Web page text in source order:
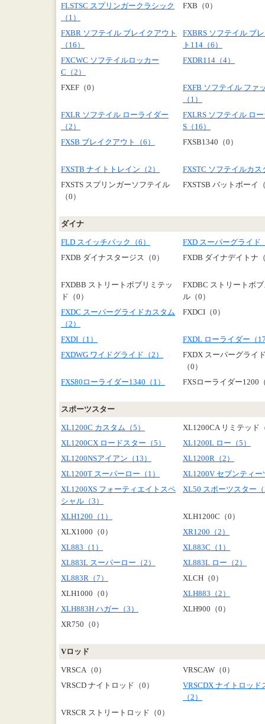
FLSTSC スプリンガークラシック
（1）
FXB（0）
FXBR ソフテイル ブレイクアウト
（16）
FXBRS ソフテイル ブ
ト114（6）
FXCWC ソフテイルロッカー
C（2）
FXDR114（4）
FXEF（0）
FXFB ソフテイル ファ
（1）
FXLR ソフテイル ローライダー
（2）
FXLRS ソフテイル ロ
S（16）
FXSB ブレイクアウト（6）
FXSB1340（0）
FXSTB ナイトトレイン（2）
FXSTC ソフテイルカス
FXSTS スプリンガーソフテイル
（0）
FXSTSB バットボーイ
ダイナ
FLD スイッチバック（6）
FXD スーパーグライド
FXDB ダイナスタージス（0）
FXDB ダイナデイトナ
FXDBB ストリートボブリミテッ
ド（0）
FXDBC ストリートボ
ル（0）
FXDC スーパーグライドカスタム
（2）
FXDCI（0）
FXDI（1）
FXDL ローライダー（
FXDWG ワイドグライド（2）
FXDX スーパーグライ
（0）
FXS80ローライダー1340（1）
FXSローライダー1200
スポーツスター
XL1200C カスタム（5）
XL1200CA リミテッド
XL1200CX ロードスター（5）
XL1200L ロー（5）
XL1200NSアイアン（13）
XL1200R（2）
XL1200T スーパーロー（1）
XL1200V セブンティー
XL1200XS フォーティエイトスペ
シャル（3）
XL50 スポーツスター
XLH1200（1）
XLH1200C（0）
XLX1000（0）
XR1200（2）
XL883（1）
XL883C（1）
XL883L スーパーロー（2）
XL883L ロー（2）
XL883R（7）
XLCH（0）
XLH1000（0）
XLH883（2）
XLH883H ハガー（3）
XLH900（0）
XR750（0）
Vロッド
VRSCA（0）
VRSCAW（0）
VRSCD ナイトロッド（0）
VRSCDX ナイトロッド
（2）
VRSCR ストリートロッド（0）